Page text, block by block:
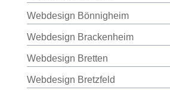
Webdesign Bönnigheim
Webdesign Brackenheim
Webdesign Bretten
Webdesign Bretzfeld